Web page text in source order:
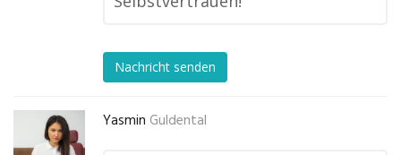
Nachricht senden
Yasmin Guldental